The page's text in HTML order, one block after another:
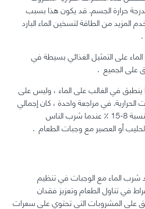
حرارة الجسم. قد يكون هذا بسبب
من الطاقة لتسخين الماء البارد
.
على التمثيل الغذائي بسيطة في
على الجميع .
في الغالب على الماء ، وليس على
في مراجعة واحدة ، كان إجمالي
السعرات الحرارية أعلى بنسبة 8-15 ٪ عندما شرب الناس
أو العصير مع وجبات الطعام .
شرب الماء مع الوجبات في تنظيم
في تناول الطعام وتعزيز فقدان
على المشروبات التي تحتوي على سعرات